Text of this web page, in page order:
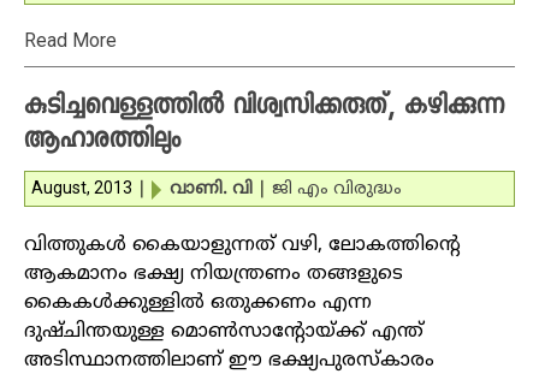
Read More
കുടിച്ചവെള്ളത്തില്‍ വിശ്വസിക്കരുത്, കഴിക്കുന്ന
ആഹാരത്തിലും
August, 2013 വാണി. വി ജി എം വിരുദ്ധം
വിത്തുകള്‍ കൈയാളുന്നത് വഴി, ലോകത്തിന്റെ
ആകമാനം ഭക്ഷ്യ നിയന്ത്രണം തങ്ങളുടെ
കൈകള്‍ക്കുള്ളില്‍ ഒതുക്കണം എന്ന
ദുഷ്ചിന്തയുള്ള മൊണ്‍സാന്റോയ്ക്ക് എന്ത്
അടിസ്ഥാനത്തിലാണ് ഈ ഭക്ഷ്യപുരസ്‌കാരം